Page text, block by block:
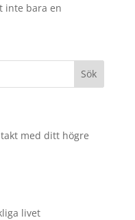
inte bara en
med ditt högre
livet